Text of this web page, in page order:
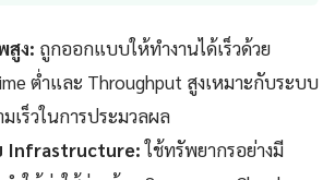
สูง: ถูกออกแบบให้ทำงานได้เร็วด้วย
ต่ำและ Throughput สูงเหมาะกับระบบ
เร็วในการประมวลผล
Infrastructure:ใช้ทรัพยากรอย่างมี